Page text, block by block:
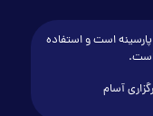
است و استفاده
است.
آسام